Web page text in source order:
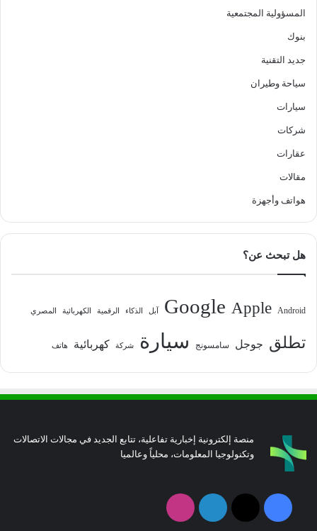
المسؤولية المجتمعية
بنوك
جديد التقنية
سياحة وطيران
سيارات
شركات
عقارات
مقالات
هواتف وأجهزة
هل تبحث عن؟
Android
Apple
Google آبل الذكاء الرقمية الكهربائية المصري
تطلق جوجل سامسونج سيارة شركة كهربائية هاتف
منصة إلكترونية إخبارية تفاعلية، تتابع الجديد في مجالات الاتصالات
وتكنولوجيا المعلومات، محلياً وعالميا
فيسبوك
‫X لينكدإن انستقرام